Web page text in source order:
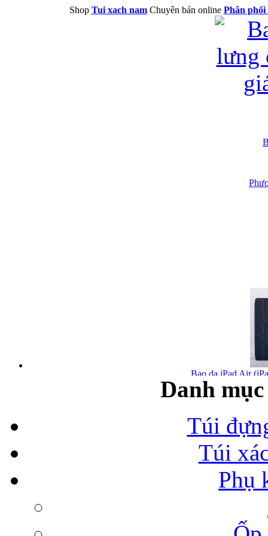
Shop Tui xach namChuyên bán online Phân phối
Bao da iPad Air
Bao da iPad Air
Danh
Túi
Túi
Phụ